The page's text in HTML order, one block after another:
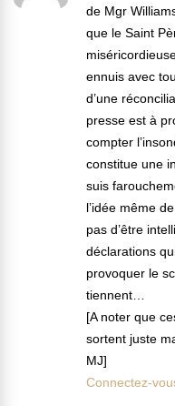
de Mgr
que le Saint
ennuis avec
d’une
presse est à
compter
constitue une
suis
l’idée même
pas d’être
déclarations
provoquer le
tiennent…
[A noter que
sortent juste
MJ]
Connectez-